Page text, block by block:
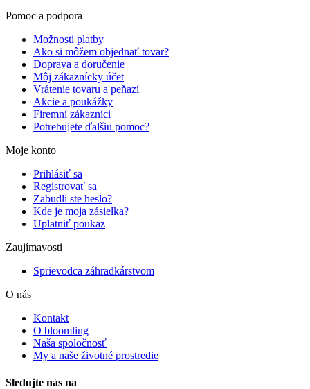
Pomoc a podpora
Možnosti platby
Ako si môžem objednať tovar?
Doprava a doručenie
Môj zákaznícky účet
Vrátenie tovaru a peňazí
Akcie a poukážky
Firemní zákazníci
Potrebujete ďalšiu pomoc?
Moje konto
Prihlásiť sa
Registrovať sa
Zabudli ste heslo?
Kde je moja zásielka?
Uplatniť poukaz
Zaujímavosti
Sprievodca záhradkárstvom
O nás
Kontakt
O bloomling
Naša spoločnosť
My a naše životné prostredie
Sledujte nás na